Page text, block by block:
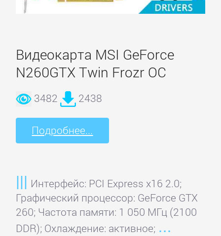
Видеокарта MSI GeForce
N260GTX Twin Frozr OC
3482 2438
Подробнее...
Интерфейс: PCI Express x16 2.0;
Графический процессор: GeForce GTX
260; Частота памяти: 1 050 МГц (2100
DDR); Охлаждение: активное;
AMD
Axle
Club
EliteGroup
EVGA